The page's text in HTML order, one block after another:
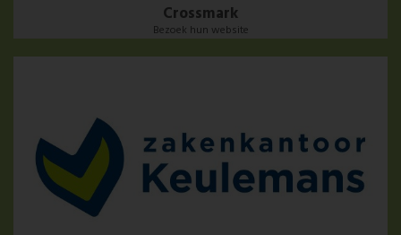
Crossmark
Bezoek hun website